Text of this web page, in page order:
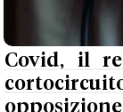
Covid, il
opposizione